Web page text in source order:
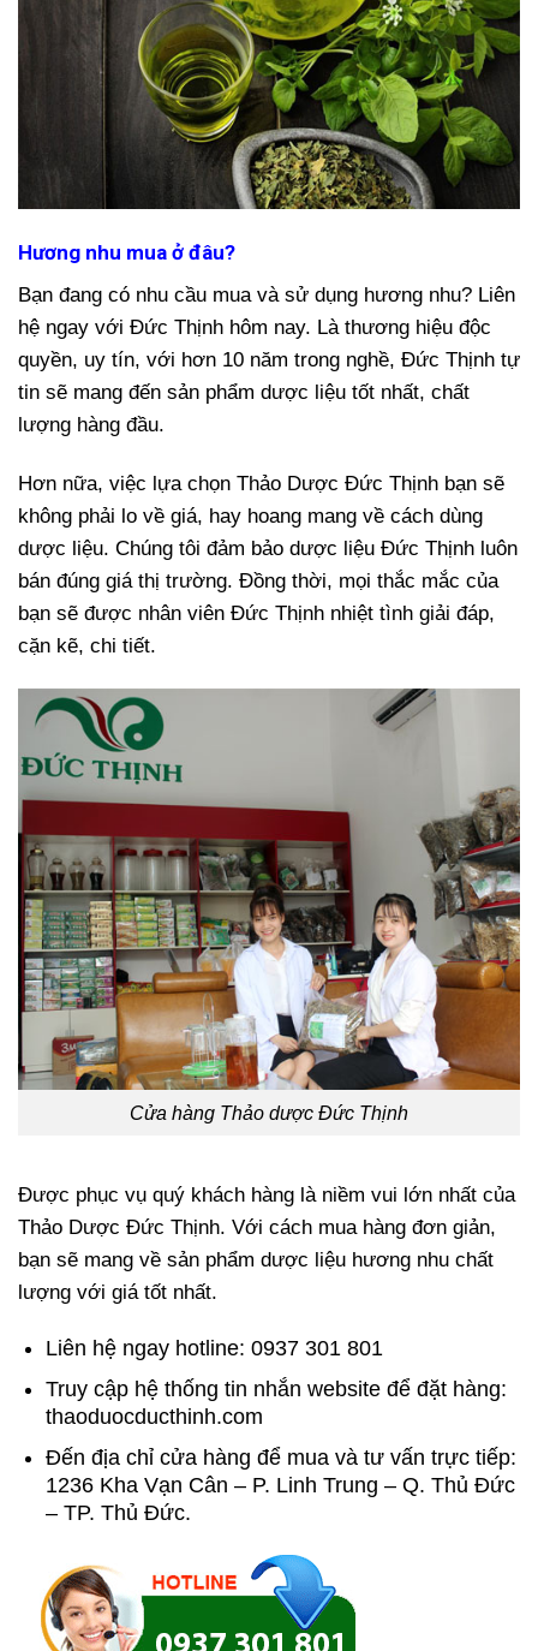
Hương nhu mua ở đâu?
Bạn đang có nhu cầu mua và sử dụng hương nhu? Liên
hệ ngay với Đức Thịnh hôm nay. Là thương hiệu độc
quyền, uy tín, với hơn 10 năm trong nghề, Đức Thịnh tự
tin sẽ mang đến sản phẩm dược liệu tốt nhất, chất
lượng hàng đầu.
Hơn nữa, việc lựa chọn Thảo Dược Đức Thịnh bạn sẽ
không phải lo về giá, hay hoang mang về cách dùng
dược liệu. Chúng tôi đảm bảo dược liệu Đức Thịnh luôn
bán đúng giá thị trường. Đồng thời, mọi thắc mắc của
bạn sẽ được nhân viên Đức Thịnh nhiệt tình giải đáp,
cặn kẽ, chi tiết.
Cửa hàng Thảo dược Đức Thịnh
Được phục vụ quý khách hàng là niềm vui lớn nhất của
Thảo Dược Đức Thịnh. Với cách mua hàng đơn giản,
bạn sẽ mang về sản phẩm dược liệu hương nhu chất
lượng với giá tốt nhất.
Liên hệ ngay hotline: 0937 301 801
Truy cập hệ thống tin nhắn website để đặt hàng:
thaoduocducthinh.com
Đến địa chỉ cửa hàng để mua và tư vấn trực tiếp:
1236 Kha Vạn Cân – P. Linh Trung – Q. Thủ Đức
– TP. Thủ Đức.